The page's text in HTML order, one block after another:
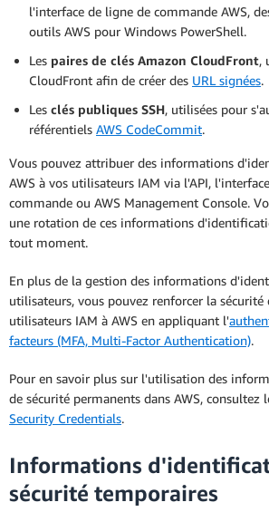
l'interface de ligne de commande AWS,
outils AWS pour Windows PowerShell.
Les paires de clés Amazon CloudFront,
CloudFront afin de créer des URL signées.
Les clés publiques SSH, utilisées pour
référentiels AWS CodeCommit.
Vous pouvez attribuer des informations
AWS à vos utilisateurs IAM via l'API,
commande ou AWS Management Console.
une rotation de ces informations
tout moment.
En plus de la gestion des informations
utilisateurs, vous pouvez renforcer la sécurité
utilisateurs IAM à AWS en appliquant l'
facteurs (MFA, Multi-Factor Authentication).
Pour en savoir plus sur l'utilisation des
de sécurité permanents dans AWS, consultez
Security Credentials.
Informations
sécurité temporaires